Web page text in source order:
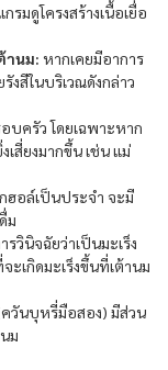
มดูโครงสร้างเนื้อเยื่อ
านม: หากเคยมีอาการ
งสีในบริเวณดังกล่าว
บครัว โดยเฉพาะหาก
สี่ยงมากขึ้น เช่น แม่
อล์เป็นประจำ จะมี
ม
รวินิจฉัยว่าเป็นมะเร็ง
ะเกิดมะเร็งขึ้นที่เต้านม
วันบุหรี่มือสอง) มีส่วน
ม